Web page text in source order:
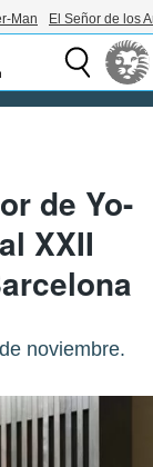
Man El Señor de los
de Yo-
XXII
noviembre.